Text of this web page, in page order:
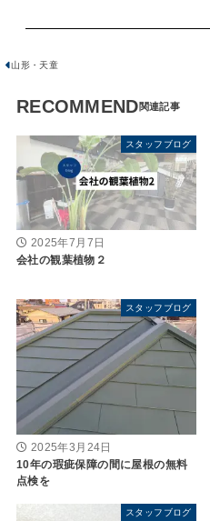
山形・天童
RECOMMEND
スタッフブログ
2025年7月7日
会社の観葉植物２
スタッフブログ
2025年3月24日
10年の瑕疵保障の間に屋根の無料
点検を
スタッフブログ